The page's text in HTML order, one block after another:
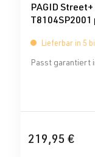
PAGID
Lieferbar in 5
Passt garantiert
219,95 €